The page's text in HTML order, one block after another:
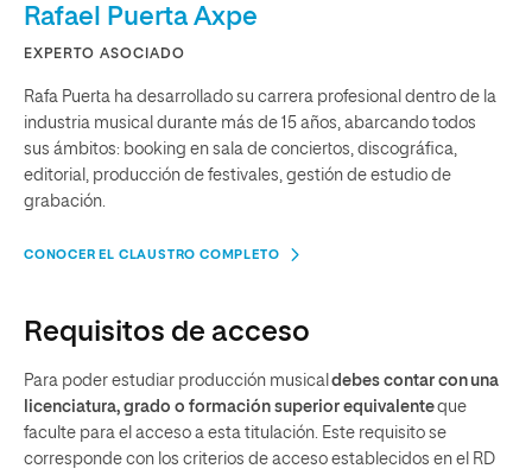
Rafael Puerta Axpe
EXPERTO ASOCIADO
Rafa Puerta ha desarrollado su carrera profesional dentro de la
industria musical durante más de 15 años, abarcando todos
sus ámbitos: booking en sala de conciertos, discográfica,
editorial, producción de festivales, gestión de estudio de
grabación.
CONOCER EL CLAUSTRO COMPLETO
Requisitos de acceso
Para poder estudiar producción musical debes contar con una
licenciatura, grado o formación superior equivalenteque
faculte para el acceso a esta titulación. Este requisito se
corresponde con los criterios de acceso establecidos en el RD